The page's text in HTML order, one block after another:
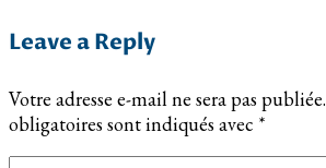
Leave a Reply
Votre adresse e-mail ne sera pas publiée.
obligatoires sont indiqués avec *